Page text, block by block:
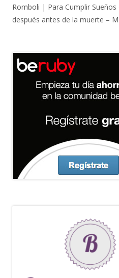
Romboli | Para Cumplir Sueños
después antes de la muerte –